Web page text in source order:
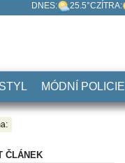
DNES: 25.5°CZÍTRA:
MÓDNÍ POLICIE
ČLÁNEK